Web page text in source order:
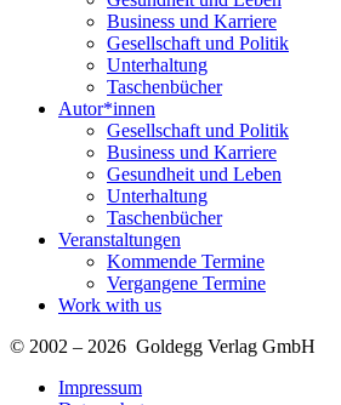
Business und Karriere
Gesellschaft und Politik
Unterhaltung
Taschenbücher
Autor*innen
Gesellschaft und Politik
Business und Karriere
Gesundheit und Leben
Unterhaltung
Taschenbücher
Veranstaltungen
Kommende Termine
Vergangene Termine
Work with us
© 2002 – 2026 Goldegg Verlag GmbH
Impressum